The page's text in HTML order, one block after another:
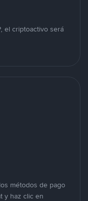
el criptoactivo será
métodos de pago
y haz clic en